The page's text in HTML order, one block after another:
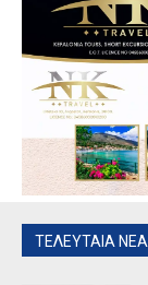
ΤΕΛΕΥΤΑΙΑ ΝΕΑ